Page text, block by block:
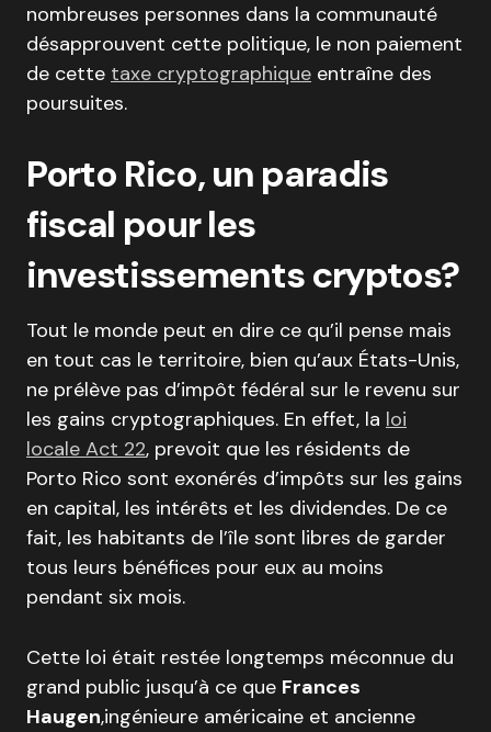
nombreuses personnes dans la communauté
désapprouvent cette politique, le non paiement
de cette taxe cryptographique entraîne des
poursuites.
Porto Rico, un paradis
fiscal pour les
investissements cryptos?
Tout le monde peut en dire ce qu’il pense mais
en tout cas le territoire, bien qu’aux États-Unis,
ne prélève pas d’impôt fédéral sur le revenu sur
les gains cryptographiques. En effet, la loi
locale Act 22, prevoit que les résidents de
Porto Rico sont exonérés d’impôts sur les gains
en capital, les intérêts et les dividendes. De ce
fait, les habitants de l’île sont libres de garder
tous leurs bénéfices pour eux au moins
pendant six mois.
Cette loi était restée longtemps méconnue du
grand public jusqu’à ce que Frances
Haugen,ingénieure américaine et ancienne